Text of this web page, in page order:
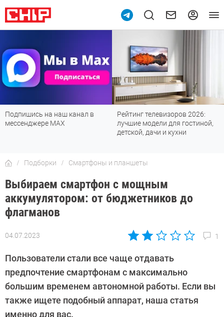
Подпишись на наш канал в
мессенджере МАХ
Рейтинг телевизоров 2026:
лучшие модели для гостиной,
детской, дачи и кухни
Подборки Смартфоны и планшеты
Выбираем смартфон с мощным
аккумулятором: от бюджетников до
флагманов
04.07.2023 1
Автор:
Пользователи стали все чаще отдавать
предпочтение смартфонам с максимально
большим временем автономной работы. Если вы
также ищете подобный аппарат, наша статья
именно для вас.